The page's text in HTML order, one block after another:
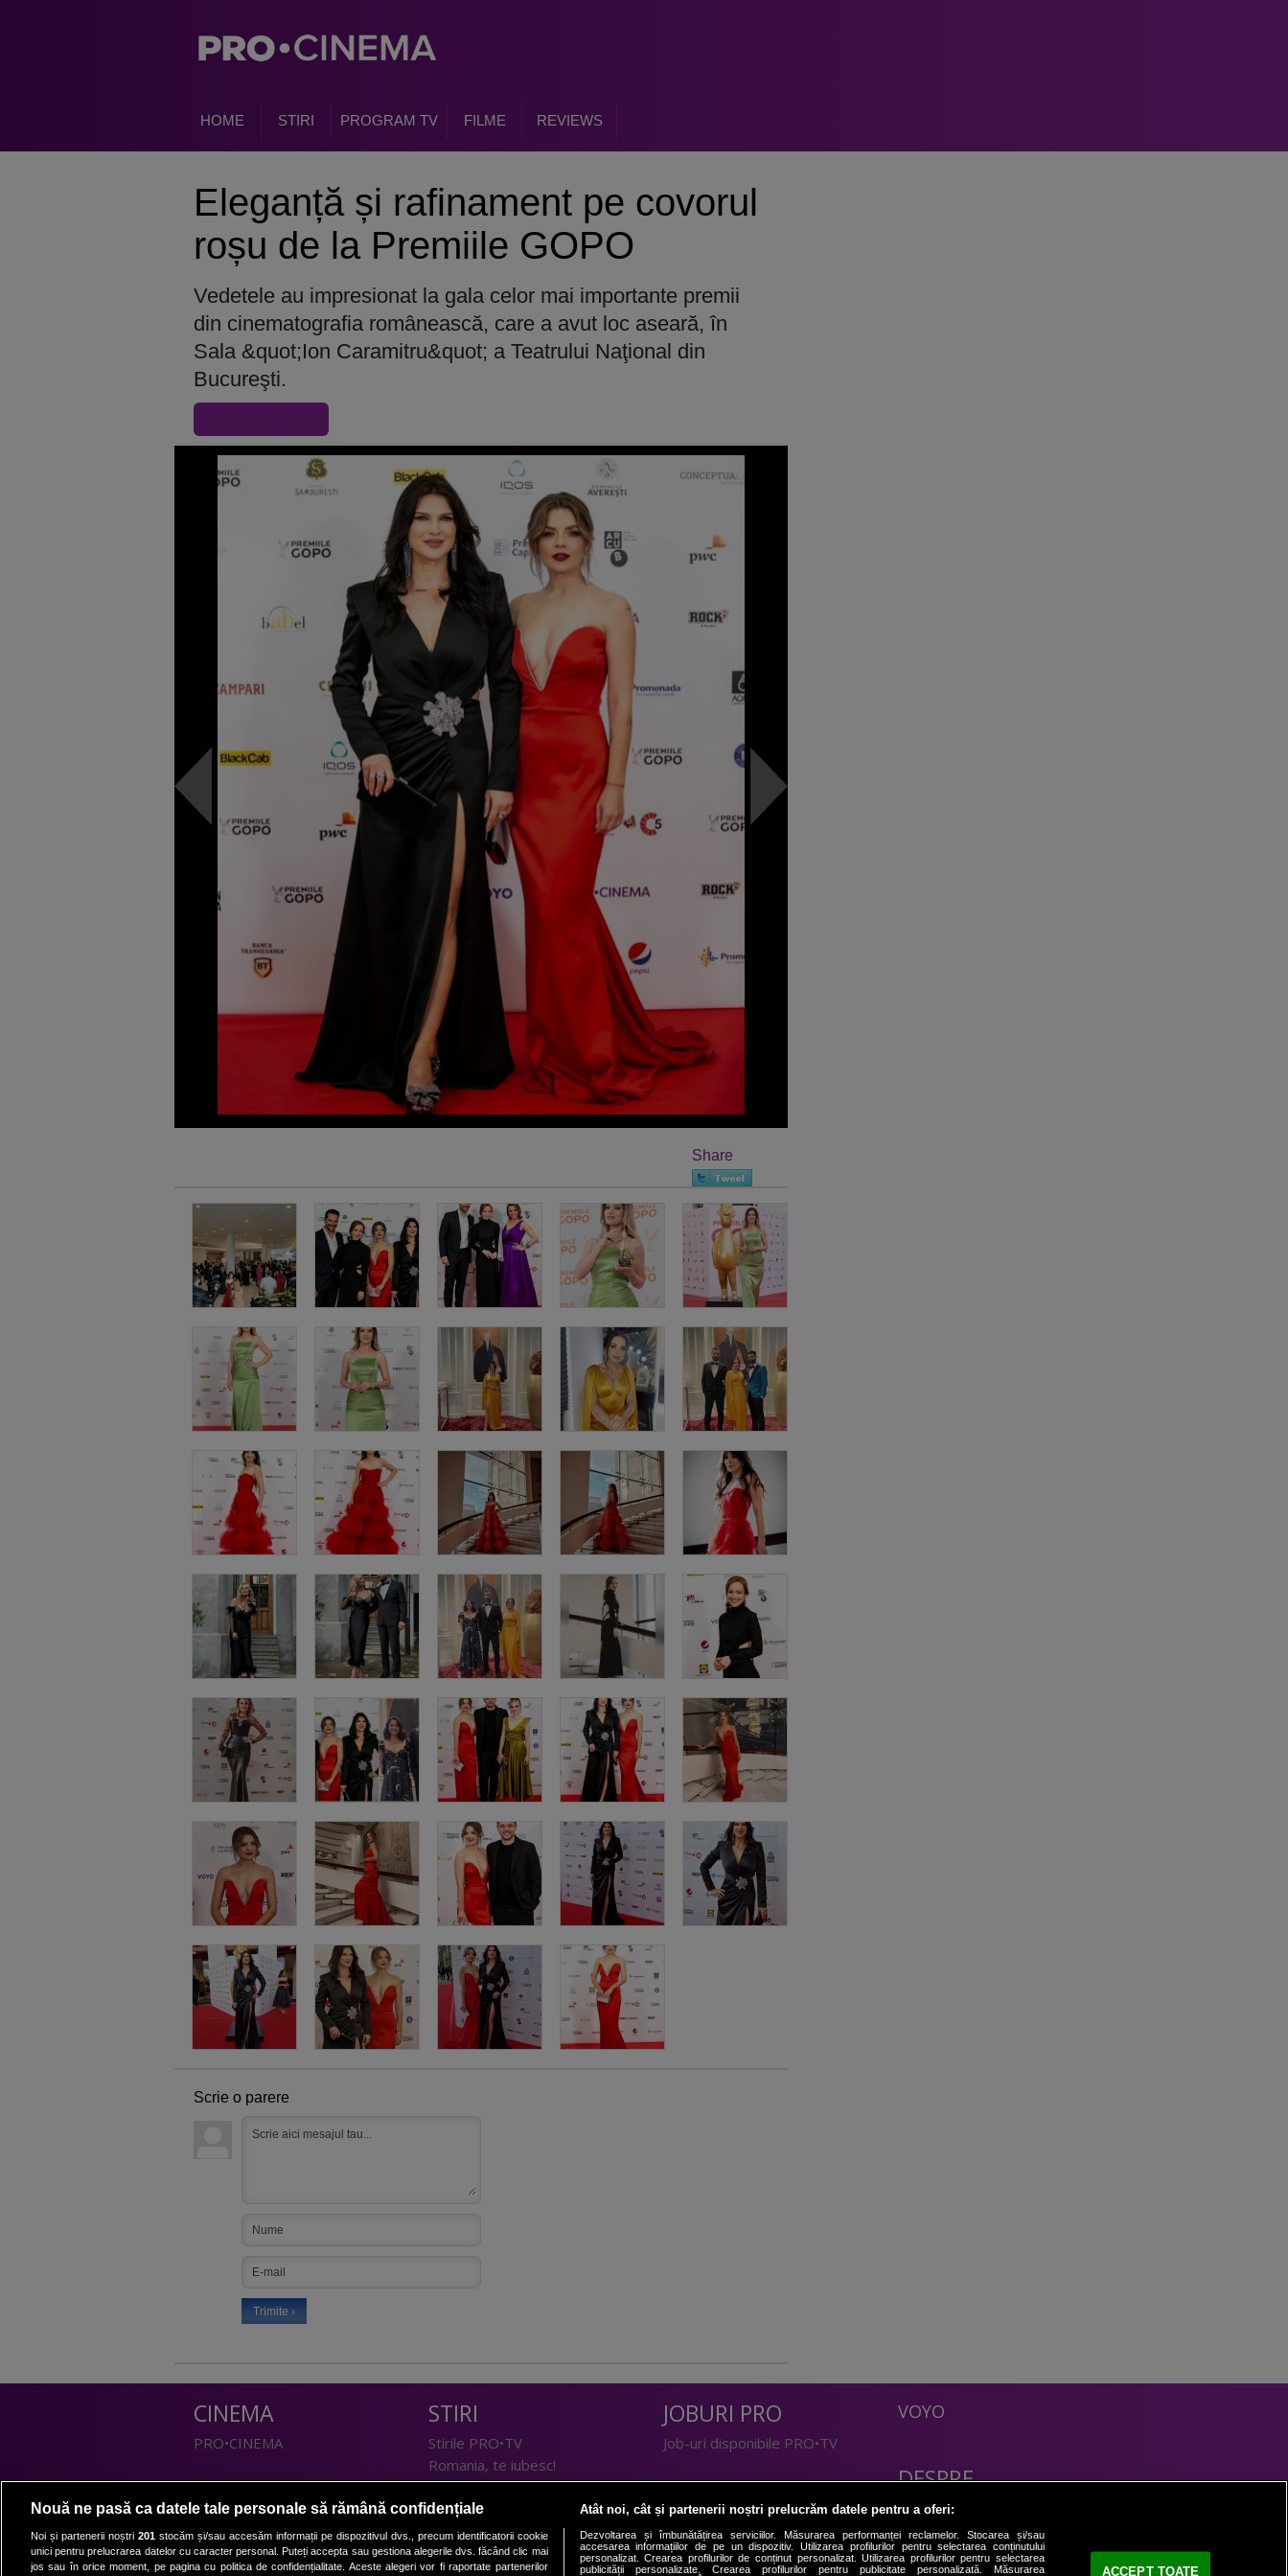
HOME STIRI PROGRAM TV FILME REVIEWS
Eleganță și rafinament pe covorul
roșu de la Premiile GOPO
Vedetele au impresionat la gala celor mai importante premii
din cinematografia românească, care a avut loc aseară, în
Sala &quot;Ion Caramitru&quot; a Teatrului Naţional din
Bucureşti.
Share
Scrie o parere
CINEMA
PRO•CINEMA
DIVERTISMENT
PRO•TV
Romanii au talent
STIRI
Stirile PRO•TV
Romania, te iubesc!
TEHNOLOGIE
I Like IT
JOBURI PRO
Job-uri disponibile PRO•TV
LIFESTYLE
Doctor de Bine
Acasă
VOYO
DESPRE
Politica Confidentialitate
Contact
Nouă ne pasă ca datele tale personale să rămână confidențiale
Noi și partenerii noștri 201stocăm și/sau accesăm informații pe dispozitivul dvs., precum identificatorii cookie
unici pentru prelucrarea datelor cu caracter personal. Puteți accepta sau gestiona alegerile dvs. făcând clic mai
jos sau în orice moment, pe pagina cu politica de confidențialitate. Aceste alegeri vor fi raportate partenerilor
Atât noi, cât și partenerii noștri prelucrăm datele pentru a oferi:
Dezvoltarea și îmbunătățirea serviciilor. Măsurarea performanței reclamelor. Stocarea și/sau
accesarea informațiilor de pe un dispozitiv. Utilizarea profilurilor pentru selectarea conținutului
personalizat. Crearea profilurilor de conținut personalizat. Utilizarea profilurilor pentru selectarea
publicității personalizate. Crearea profilurilor pentru publicitate personalizată. Măsurarea
ACCEPT TOATE